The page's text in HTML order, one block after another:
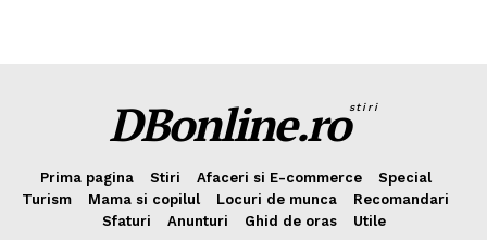
DBonline.rostiri
Prima pagina Stiri Afaceri si E-commerce
Special
Turism
Mama si copilul Locuri de munca
Recomandari
Sfaturi
Anunturi Ghid de oras Utile